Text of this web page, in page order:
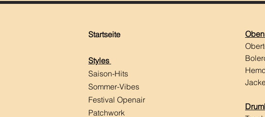
Startseite
Styles
Saison-Hits
​Sommer-Vibes
Festival Openair
Patchwork